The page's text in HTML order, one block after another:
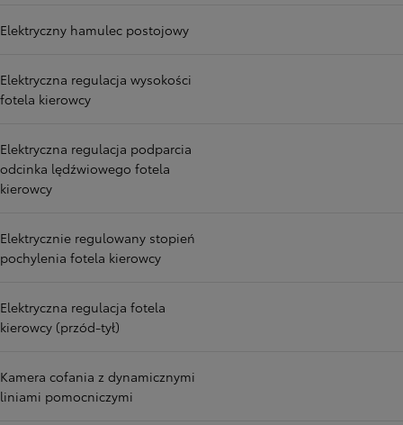
Elektryczny hamulec postojowy
Elektryczna regulacja wysokości
fotela kierowcy
Elektryczna regulacja podparcia
odcinka lędźwiowego fotela
kierowcy
Elektrycznie regulowany stopień
pochylenia fotela kierowcy
Elektryczna regulacja fotela
kierowcy (przód-tył)
Kamera cofania z dynamicznymi
liniami pomocniczymi